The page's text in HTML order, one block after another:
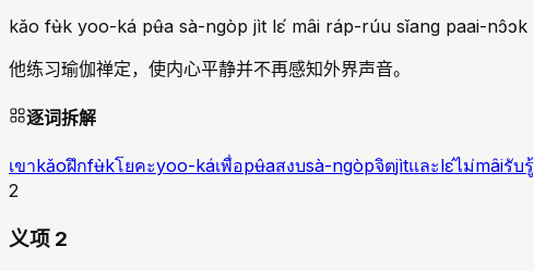
kǎo fʉ̀k yoo-ká pʉ̂a sà-ngòp jìt lɛ́ mâi ráp-rúu sǐang paai-nɔ̂ɔk
他练习瑜伽禅定，使内心平静并不再感知外界声音。
逐词拆解
เขาkǎoฝึกfʉ̀kโยคะyoo-káเพื่อpʉ̂aสงบsà-ngòpจิตjìtและlɛ́ไม่mâiรับรู้
2
义项 2